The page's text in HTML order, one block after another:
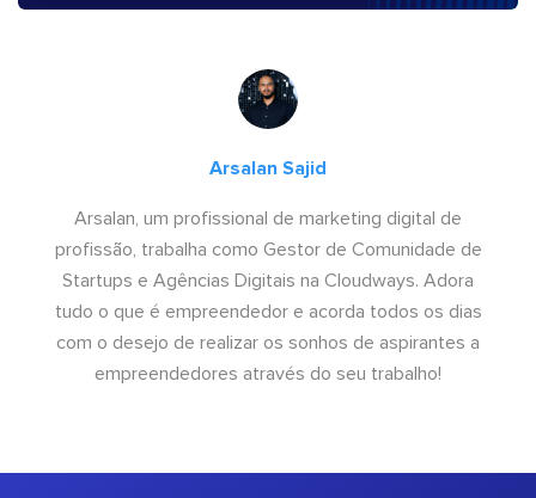
Arsalan Sajid
Arsalan, um profissional de marketing digital de
profissão, trabalha como Gestor de Comunidade de
Startups e Agências Digitais na Cloudways. Adora
tudo o que é empreendedor e acorda todos os dias
com o desejo de realizar os sonhos de aspirantes a
empreendedores através do seu trabalho!